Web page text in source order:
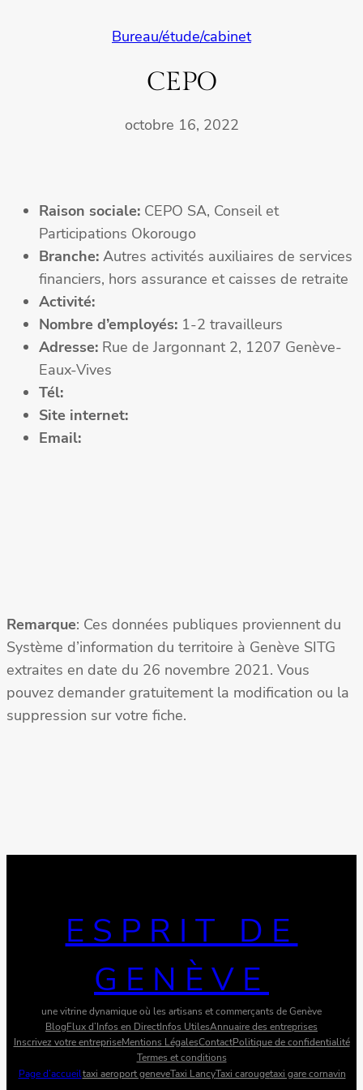
Bureau/étude/cabinet
CEPO
octobre 16, 2022
Raison sociale: CEPO SA, Conseil et
Participations Okorougo
Branche: Autres activités auxiliaires de services
financiers, hors assurance et caisses de retraite
Activité:
Nombre d’employés: 1-2 travailleurs
Adresse: Rue de Jargonnant 2, 1207 Genève-
Eaux-Vives
Tél:
Site internet:
Email:
Remarque: Ces données publiques proviennent du
Système d’information du territoire à Genève SITG
extraites en date du 26 novembre 2021. Vous
pouvez demander gratuitement la modification ou la
suppression sur votre fiche.
ESPRIT DE
GENÈVE
une vitrine dynamique où les artisans et commerçants de Genève
BlogFlux d’Infos en DirectInfos UtilesAnnuaire des entreprises
Inscrivez votre entrepriseMentions LégalesContactPolitique de confidentialité
Termes et conditions
Page d’accueiltaxi aeroport geneveTaxi LancyTaxi carougetaxi gare cornavin